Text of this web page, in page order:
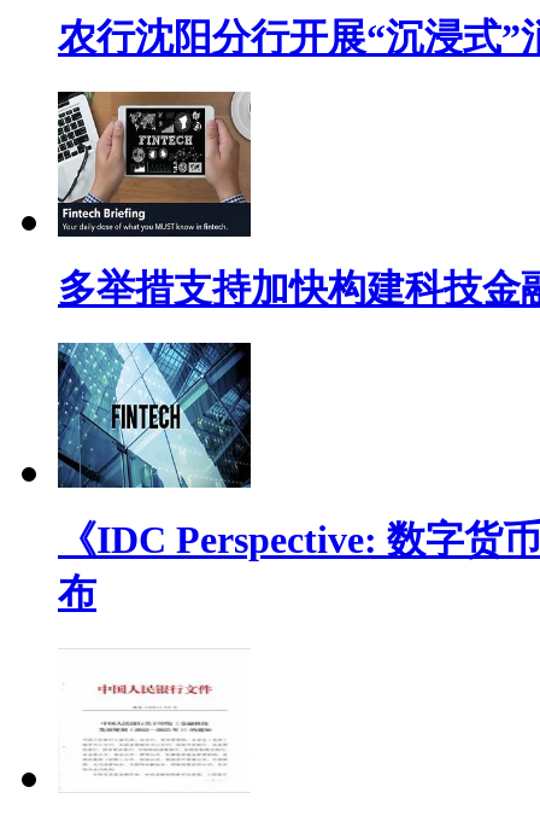
农行沈阳分行开展“沉浸式
多举措支持加快构建科技金
《IDC Perspective: 数字货
布